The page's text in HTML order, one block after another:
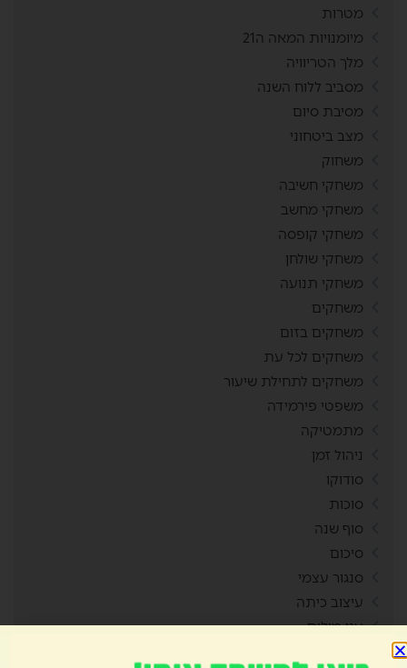
מטרות
מיומנויות המאה ה21
מלך הטריוויה
מסביב ללוח השנה
מסיבת סיום
מצב ביטחוני
משחוק
משחקי חשיבה
משחקי מחשב
משחקי קופסה
משחקי שולחן
משחקי תנועה
משחקים
משחקים בזום
משחקים לכל עת
משחקים לתחילת שיעור
משפטי פירמידה
מתמטיקה
ניהול זמן
סודוקו
סוכות
סוף שנה
סיכום
סנגור עצמי
עיצוב כיתה
ענן מילים